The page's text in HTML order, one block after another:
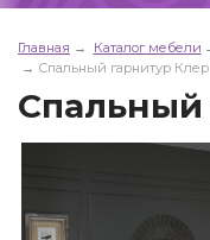
Главная Каталог мебели
Спальный гарнитур Клер
Спальный